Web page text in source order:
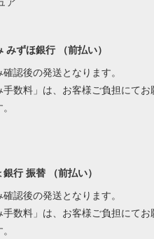
みずほ銀行 （前払い）
認後の発送となります。
手数料」は、お客様ご負担にてお
行 振替 （前払い）
認後の発送となります。
手数料」は、お客様ご負担にてお